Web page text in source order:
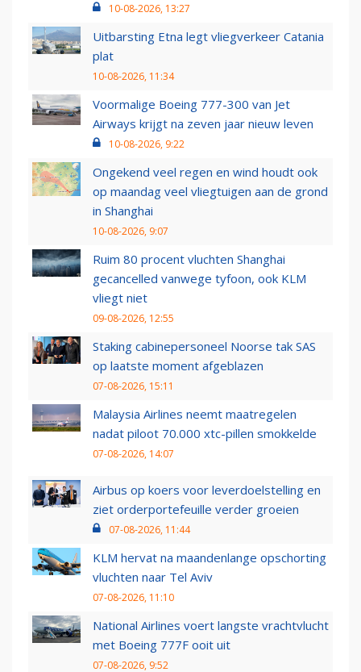
10-08-2026, 13:27
Uitbarsting Etna legt vliegverkeer Catania
plat
10-08-2026, 11:34
Voormalige Boeing 777-300 van Jet
Airways krijgt na zeven jaar nieuw leven
10-08-2026, 9:22
Ongekend veel regen en wind houdt ook
op maandag veel vliegtuigen aan de grond
in Shanghai
10-08-2026, 9:07
Ruim 80 procent vluchten Shanghai
gecancelled vanwege tyfoon, ook KLM
vliegt niet
09-08-2026, 12:55
Staking cabinepersoneel Noorse tak SAS
op laatste moment afgeblazen
07-08-2026, 15:11
Malaysia Airlines neemt maatregelen
nadat piloot 70.000 xtc-pillen smokkelde
07-08-2026, 14:07
Airbus op koers voor leverdoelstelling en
ziet orderportefeuille verder groeien
07-08-2026, 11:44
KLM hervat na maandenlange opschorting
vluchten naar Tel Aviv
07-08-2026, 11:10
National Airlines voert langste vrachtvlucht
met Boeing 777F ooit uit
07-08-2026, 9:52